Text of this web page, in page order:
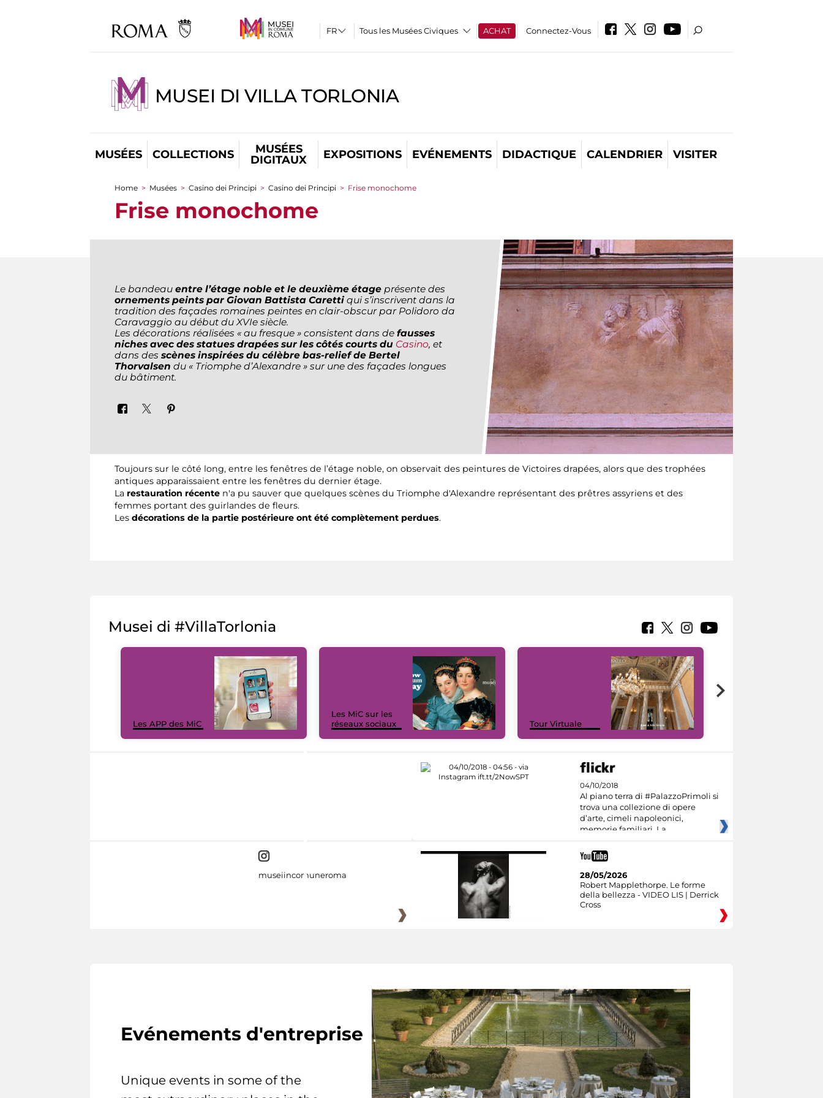
Tous les Musées Civiques ACHAT Connectez-Vous
MUSEI DI VILLA TORLONIA
MUSÉES COLLECTIONS
MUSÉES
DIGITAUX
EXPOSITIONS EVÉNEMENTS DIDACTIQUE CALENDRIER VISITER
You are here
Home > Musées > Casino dei Principi > Casino dei Principi > Frise monochome
Frise monochome
Le bandeau entre l’étage noble et le deuxième étage présente des
ornements peints par Giovan Battista Caretti qui s’inscrivent dans la
tradition des façades romaines peintes en clair-obscur par Polidoro da
Caravaggio au début du XVIe siècle.
Les décorations réalisées « au fresque » consistent dans de fausses
niches avec des statues drapées sur les côtés courts du Casino, et
dans des scènes inspirées du célèbre bas-relief de Bertel
Thorvalsen du « Triomphe d’Alexandre » sur une des façades longues
du bâtiment.
Toujours sur le côté long, entre les fenêtres de l’étage noble, on observait des peintures de Victoires drapées, alors que des trophées
antiques apparaissaient entre les fenêtres du dernier étage.
La restauration récente n'a pu sauver que quelques scènes du Triomphe d'Alexandre représentant des prêtres assyriens et des
femmes portant des guirlandes de fleurs.
Les décorations de la partie postérieure ont été complètement perdues.
Musei di #VillaTorlonia
Les APP des MiC
Les MiC sur les
réseaux sociaux
Tour Virtuale
04/10/2018
Al piano terra di #PalazzoPrimoli si
trova una collezione di opere
d’arte, cimeli napoleonici,
memorie familiari. La
museiincomuneroma
28/05/2026
Robert Mapplethorpe. Le forme
della bellezza - VIDEO LIS | Derrick
Cross
Evénements d'entreprise
Unique events in some of the